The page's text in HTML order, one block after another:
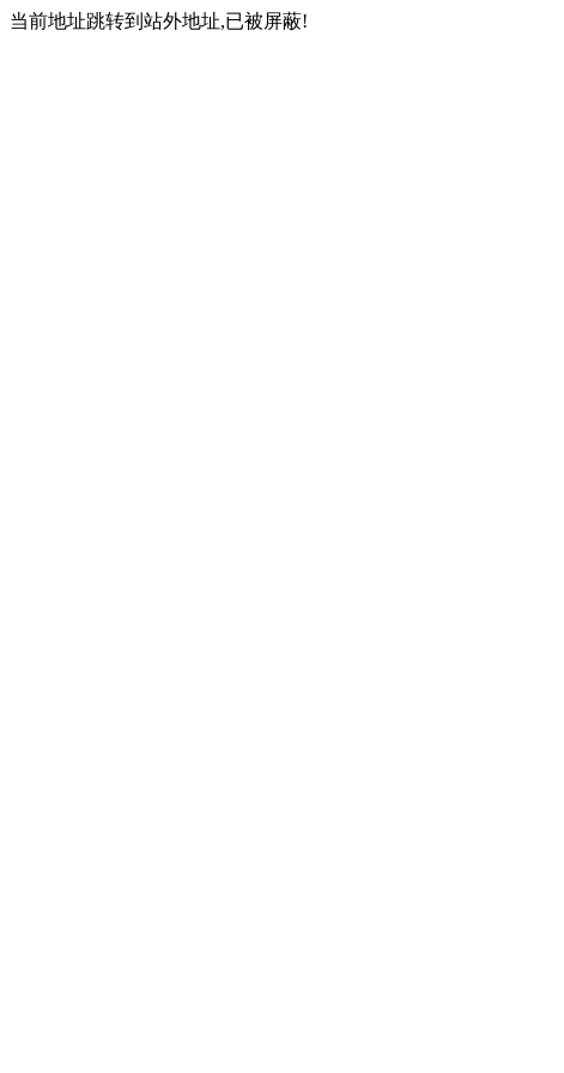
当前地址跳转到站外地址,已被屏蔽!